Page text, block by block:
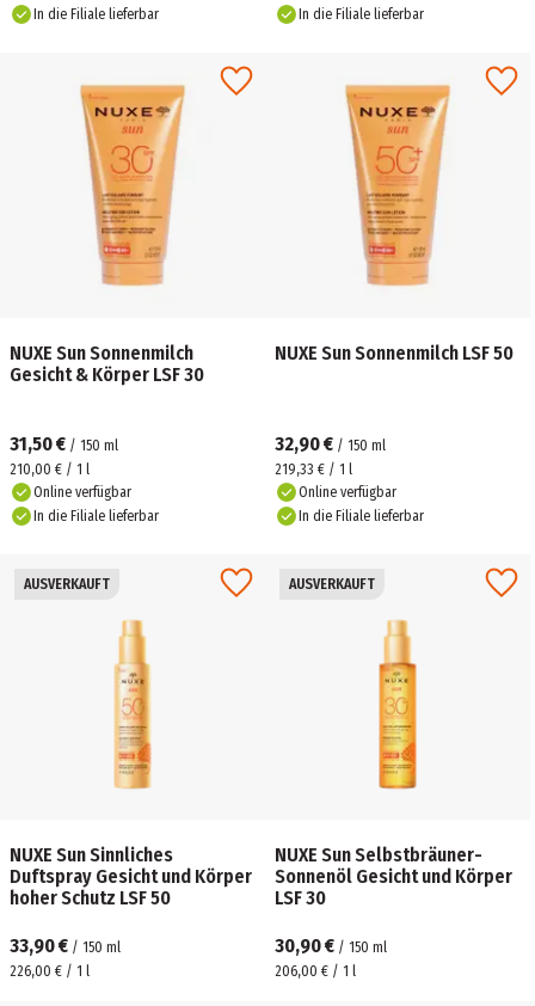
In die Filiale lieferbar In die Filiale lieferbar
NUXE Sun Sonnenmilch
Gesicht & Körper LSF 30
31,50 € / 150 ml
210,00 € / 1 l
Online verfügbar
In die Filiale lieferbar
NUXE Sun Sonnenmilch LSF 50
32,90 € / 150 ml
219,33 € / 1 l
Online verfügbar
In die Filiale lieferbar
AUSVERKAUFT
NUXE Sun Sinnliches
Duftspray Gesicht und Körper
hoher Schutz LSF 50
33,90 € / 150 ml
226,00 € / 1 l
AUSVERKAUFT
NUXE Sun Selbstbräuner-
Sonnenöl Gesicht und Körper
LSF 30
30,90 € / 150 ml
206,00 € / 1 l